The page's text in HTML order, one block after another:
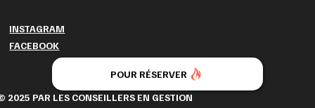
INSTAGRAM
FACEBOOK
2025 PAR LES CONSEILLERS EN GESTION
POUR RÉSERVER